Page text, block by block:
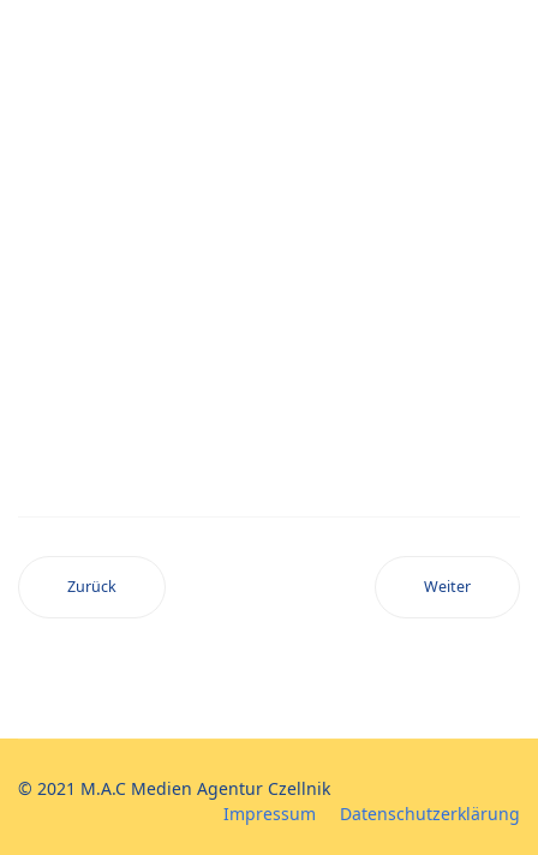
Zurück Weiter
© 2021 M.A.C Medien Agentur Czellnik
Impressum
Datenschutzerklärung